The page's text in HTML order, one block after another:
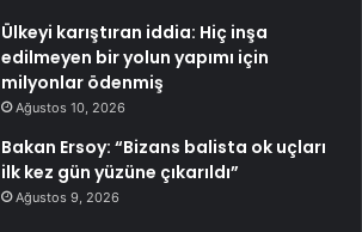
Ülkeyi karıştıran iddia: Hiç inşa
edilmeyen bir yolun yapımı için
milyonlar ödenmiş
Ağustos 10, 2026
Bakan Ersoy: “Bizans balista ok uçları
ilk kez gün yüzüne çıkarıldı”
Ağustos 9, 2026